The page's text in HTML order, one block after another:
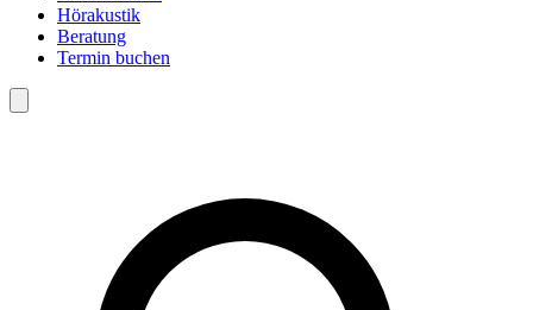
Hörakustik
Beratung
Termin buchen